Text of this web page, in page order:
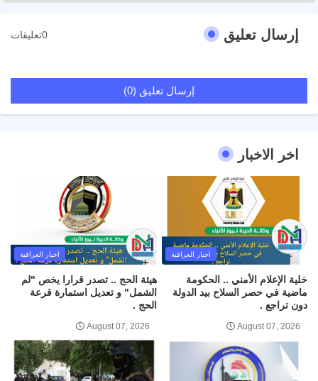
إرسال تعليق 0تعليقات
إرسال تعليق (0)
اخر الاخبار
اخبار العراقية
خلية الإعلام الأمني .. الحكومة
ماضية في حصر السلاح بيد الدولة
دون تراجع .
August 07, 2026
اخبار العراقية
هيئة الحج .. تصدر قرارا يخص "لم
الشمل" و تعديل استمارة قرعة
الحج .
August 07, 2026